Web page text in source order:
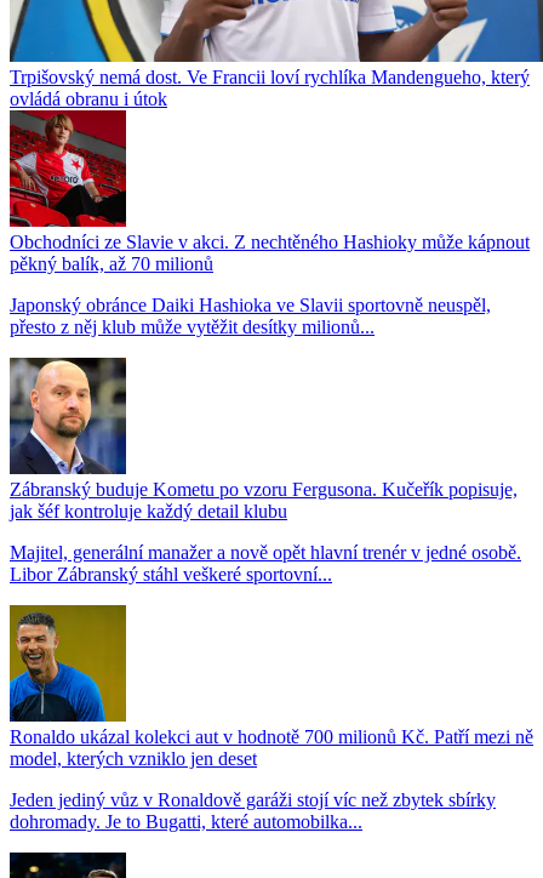
Trpišovský nemá dost. Ve Francii loví rychlíka Mandengueho, který
ovládá obranu i útok
Obchodníci ze Slavie v akci. Z nechtěného Hashioky může kápnout
pěkný balík, až 70 milionů
Japonský obránce Daiki Hashioka ve Slavii sportovně neuspěl,
přesto z něj klub může vytěžit desítky milionů...
Zábranský buduje Kometu po vzoru Fergusona. Kučeřík popisuje,
jak šéf kontroluje každý detail klubu
Majitel, generální manažer a nově opět hlavní trenér v jedné osobě.
Libor Zábranský stáhl veškeré sportovní...
Ronaldo ukázal kolekci aut v hodnotě 700 milionů Kč. Patří mezi ně
model, kterých vzniklo jen deset
Jeden jediný vůz v Ronaldově garáži stojí víc než zbytek sbírky
dohromady. Je to Bugatti, které automobilka...